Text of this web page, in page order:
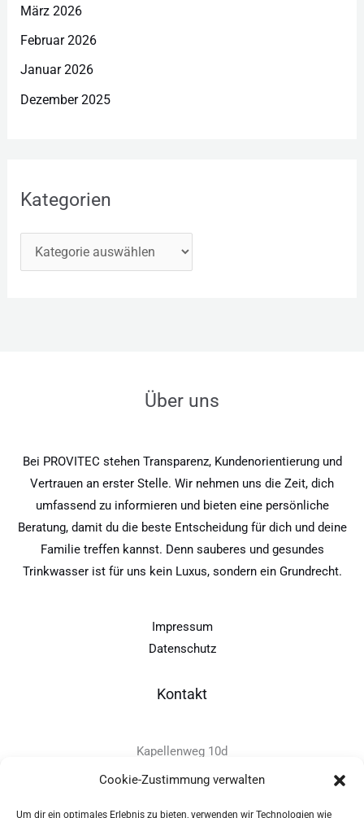
Cookie-Zustimmung verwalten
Um dir ein optimales Erlebnis zu bieten, verwenden wir Technologien wie
März 2026
Februar 2026
Januar 2026
Dezember 2025
Kategorien
Über uns
Bei PROVITEC stehen Transparenz, Kundenorientierung und
Vertrauen an erster Stelle. Wir nehmen uns die Zeit, dich
umfassend zu informieren und bieten eine persönliche
Beratung, damit du die beste Entscheidung für dich und deine
Familie treffen kannst. Denn sauberes und gesundes
Trinkwasser ist für uns kein Luxus, sondern ein Grundrecht.
Impressum
Datenschutz
Kontakt
Kapellenweg 10d
D-94575 Windorf